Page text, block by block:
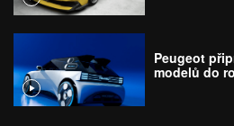
Peugeot
modelů do